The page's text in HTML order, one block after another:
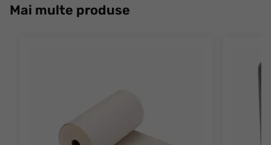
Mai multe produse